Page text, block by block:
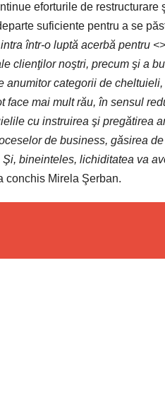
eforturile de restructurare
suficiente pentru a se
într-o luptă acerbă pentru
clienţilor noştri, precum şi a
anumitor categorii de
face mai mult rău, în sensul
cu instruirea şi pregătirea
de business, găsirea
bineinteles, lichiditatea va
conchis Mirela Şerban.